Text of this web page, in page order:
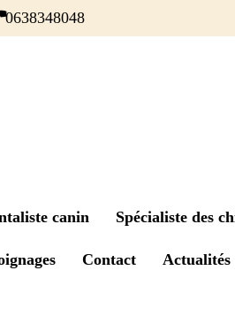
0638348048
canin Spécialiste des
Contact Actualités